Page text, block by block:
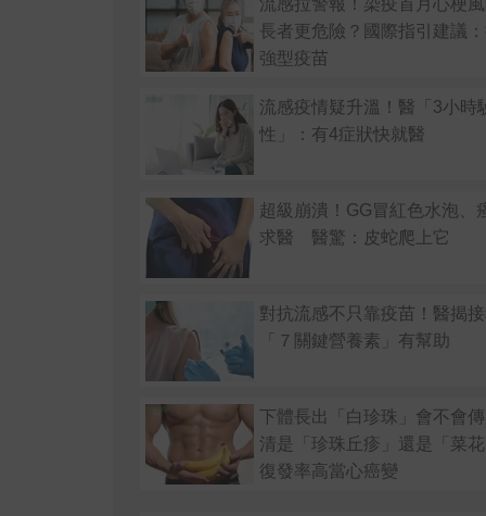
長者更危險？國際指引建議
強型疫苗
流感疫情疑升溫！醫「3小時
性」：有4症狀快就醫
超級崩潰！GG冒紅色水泡、
求醫 醫驚：皮蛇爬上它
對抗流感不只靠疫苗！醫揭
「７關鍵營養素」有幫助
下體長出「白珍珠」會不會
清是「珍珠丘疹」還是「菜
復發率高當心癌變